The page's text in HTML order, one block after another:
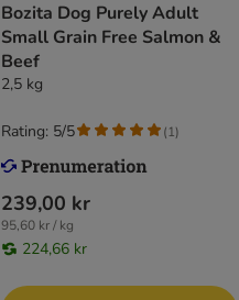
Bozita Dog Purely Adult
Small Grain Free Salmon &
Beef
2,5 kg
239,00 kr
95,60 kr / kg
224,66 kr
Rating: 5/5 (1)